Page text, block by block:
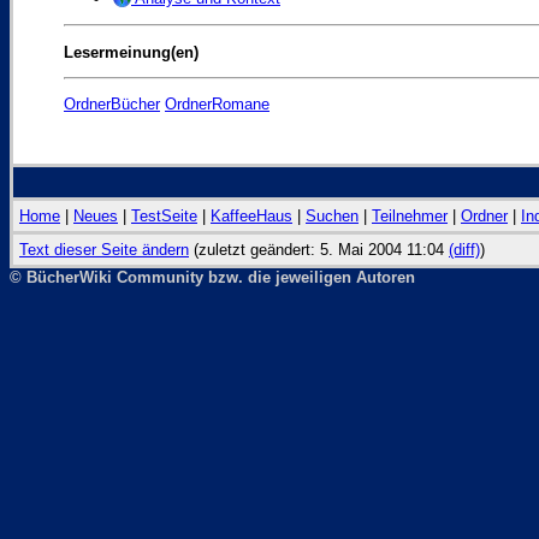
Lesermeinung(en)
OrdnerBücher OrdnerRomane
Home Neues TestSeite KaffeeHaus Suchen Teilnehmer| Ordner|
Text dieser Seite ändern (zuletzt geändert: 5. Mai 2004 11:04 (diff))
© BücherWiki Community bzw. die jeweiligen Autoren